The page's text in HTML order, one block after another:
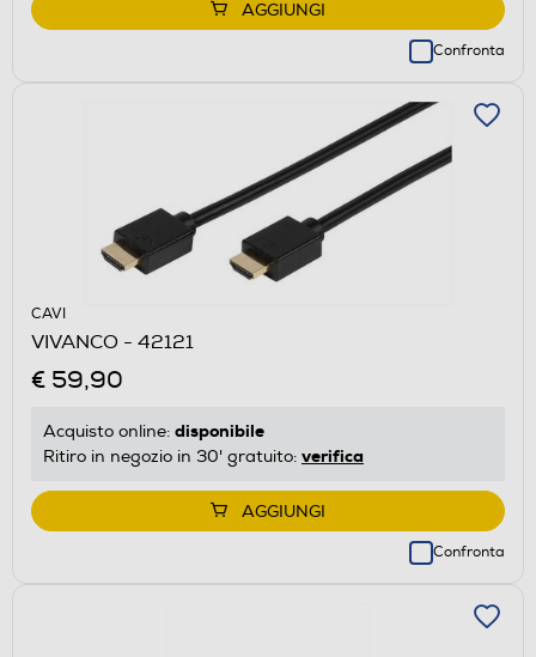
AGGIUNGI
Confronta
CAVI
VIVANCO - 42121
€ 59,90
Acquisto online: disponibile
Ritiro in negozio in 30' gratuito: verifica
AGGIUNGI
Confronta